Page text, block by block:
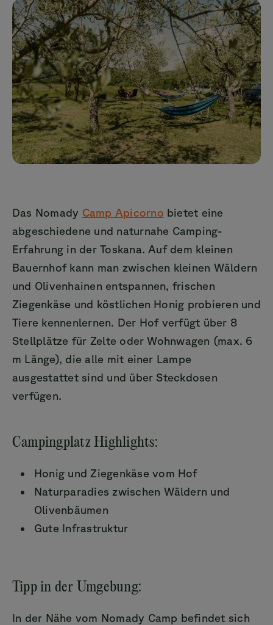
Das Nomady Camp Apicorno bietet eine
abgeschiedene und naturnahe Camping-
Erfahrung in der Toskana. Auf dem kleinen
Bauernhof kann man zwischen kleinen Wäldern
und Olivenhainen entspannen, frischen
Ziegenkäse und köstlichen Honig probieren und
Tiere kennenlernen. Der Hof verfügt über 8
Stellplätze für Zelte oder Wohnwagen (max. 6
m Länge), die alle mit einer Lampe
ausgestattet sind und über Steckdosen
verfügen.
Campingplatz Highlights:
Honig und Ziegenkäse vom Hof
Naturparadies zwischen Wäldern und
Olivenbäumen
Gute Infrastruktur
Tipp in der Umgebung:
In der Nähe vom Nomady Camp befindet sich